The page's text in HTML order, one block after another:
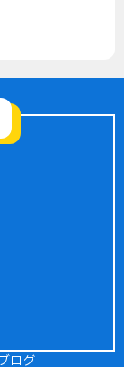
ログ